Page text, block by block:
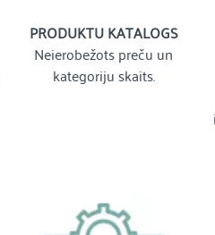
PRODUKTU KATALOGS
Neierobežots preču un
kategoriju skaits.